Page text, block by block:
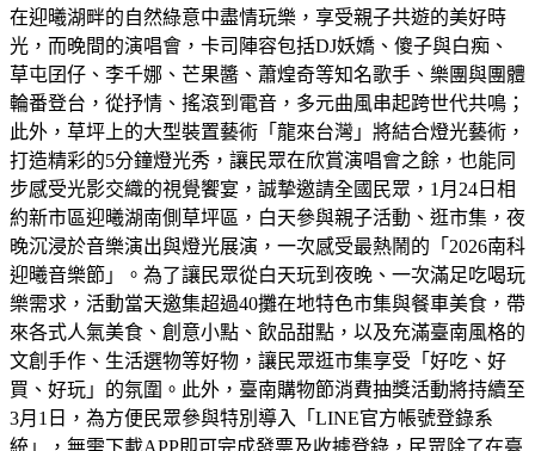
在迎曦湖畔的自然綠意中盡情玩樂，享受親子共遊的美好時
光，而晚間的演唱會，卡司陣容包括DJ妖嬌、傻子與白痴、
草屯囝仔、李千娜、芒果醬、蕭煌奇等知名歌手、樂團與團體
輪番登台，從抒情、搖滾到電音，多元曲風串起跨世代共鳴；
此外，草坪上的大型裝置藝術「龍來台灣」將結合燈光藝術，
打造精彩的5分鐘燈光秀，讓民眾在欣賞演唱會之餘，也能同
步感受光影交織的視覺饗宴，誠摯邀請全國民眾，1月24日相
約新市區迎曦湖南側草坪區，白天參與親子活動、逛市集，夜
晚沉浸於音樂演出與燈光展演，一次感受最熱鬧的「2026南科
迎曦音樂節」。為了讓民眾從白天玩到夜晚、一次滿足吃喝玩
樂需求，活動當天邀集超過40攤在地特色市集與餐車美食，帶
來各式人氣美食、創意小點、飲品甜點，以及充滿臺南風格的
文創手作、生活選物等好物，讓民眾逛市集享受「好吃、好
買、好玩」的氛圍。此外，臺南購物節消費抽獎活動將持續至
3月1日，為方便民眾參與特別導入「LINE官方帳號登錄系
統」，無需下載APP即可完成發票及收據登錄，民眾除了在臺